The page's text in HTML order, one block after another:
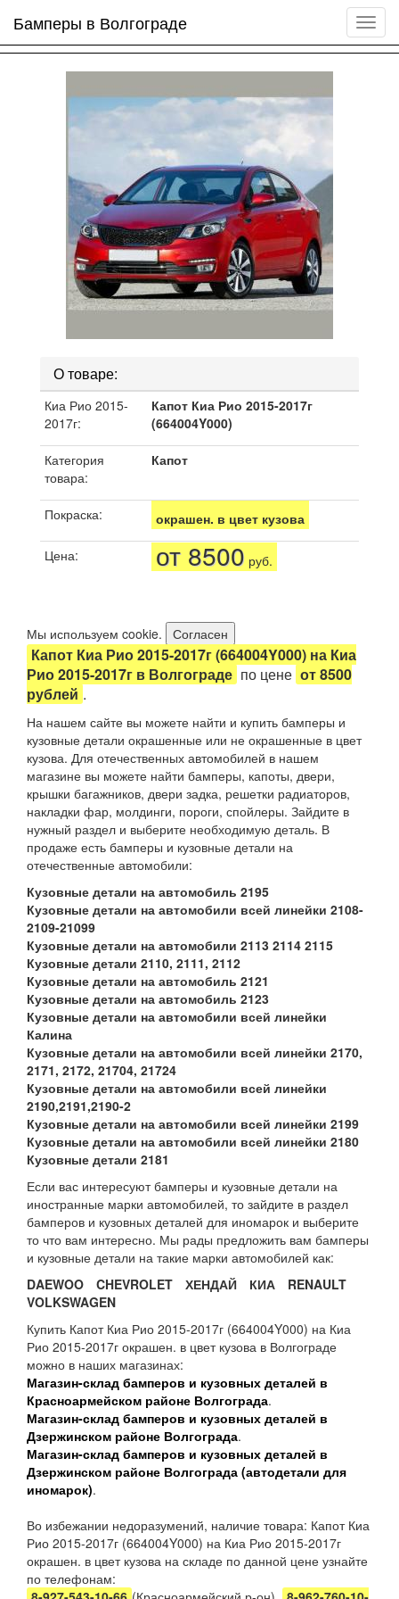
Меню
сайта
Бамперы в Волгограде
О товаре:
Киа Рио 2015-
2017г:
Капот Киа Рио 2015-2017г
(664004Y000)
Категория
товара:
Капот
Покраска: окрашен. в цвет кузова
Цена: от 8500 руб.
Мы используем cookie. Согласен
Капот Киа Рио 2015-2017г (664004Y000) на Киа
Рио 2015-2017г в Волгограде по цене от 8500
рублей .
На нашем сайте вы можете найти и купить бамперы и
кузовные детали окрашенные или не окрашенные в цвет
кузова. Для отечественных автомобилей в нашем
магазине вы можете найти бамперы, капоты, двери,
крышки багажников, двери задка, решетки радиаторов,
накладки фар, молдинги, пороги, спойлеры. Зайдите в
нужный раздел и выберите необходимую деталь. В
продаже есть бамперы и кузовные детали на
отечественные автомобили:
Кузовные детали на автомобиль 2195
Кузовные детали на автомобили всей линейки 2108-
2109-21099
Кузовные детали на автомобили 2113 2114 2115
Кузовные детали 2110, 2111, 2112
Кузовные детали на автомобиль 2121
Кузовные детали на автомобиль 2123
Кузовные детали на автомобили всей линейки
Калина
Кузовные детали на автомобили всей линейки 2170,
2171, 2172, 21704, 21724
Кузовные детали на автомобили всей линейки
2190,2191,2190-2
Кузовные детали на автомобили всей линейки 2199
Кузовные детали на автомобили всей линейки 2180
Кузовные детали 2181
Если вас интересуют бамперы и кузовные детали на
иностранные марки автомобилей, то зайдите в раздел
бамперов и кузовных деталей для иномарок и выберите
то что вам интересно. Мы рады предложить вам бамперы
и кузовные детали на такие марки автомобилей как:
DAEWOO
CHEVROLET ХЕНДАЙ КИА
RENAULT
VOLKSWAGEN
Купить Капот Киа Рио 2015-2017г (664004Y000) на Киа
Рио 2015-2017г окрашен. в цвет кузова в Волгограде
можно в наших магазинах:
Магазин-склад бамперов и кузовных деталей в
Красноармейском районе Волгограда.
Магазин-склад бамперов и кузовных деталей в
Дзержинском районе Волгограда.
Магазин-склад бамперов и кузовных деталей в
Дзержинском районе Волгограда (автодетали для
иномарок).
Во избежании недоразумений, наличие товара: Капот Киа
Рио 2015-2017г (664004Y000) на Киа Рио 2015-2017г
окрашен. в цвет кузова на складе по данной цене узнайте
по телефонам: